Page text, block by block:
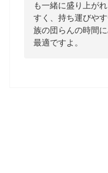
も一緒に盛り上が
すく、持ち運びや
族の団らんの時間
最適ですよ。